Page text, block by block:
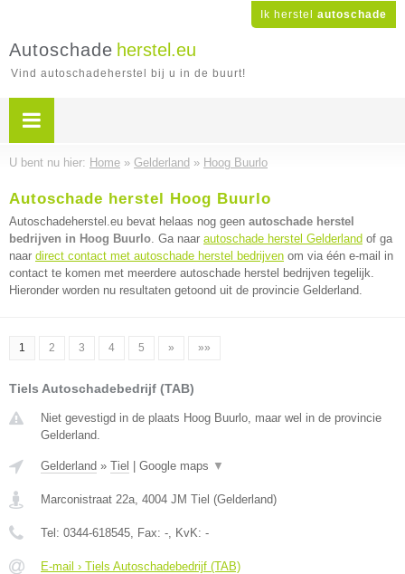
Ik herstel autoschade
Autoschade herstel.eu
Vind autoschadeherstel bij u in de buurt!
U bent nu hier: Home » Gelderland » Hoog Buurlo
Autoschade herstel Hoog Buurlo
Autoschadeherstel.eu bevat helaas nog geen autoschade herstel
bedrijven in Hoog Buurlo. Ga naar autoschade herstel Gelderland of ga
naar direct contact met autoschade herstel bedrijven om via één e-mail in
contact te komen met meerdere autoschade herstel bedrijven tegelijk.
Hieronder worden nu resultaten getoond uit de provincie Gelderland.
1 2 3 4 5 » »»
Tiels Autoschadebedrijf (TAB)
Niet gevestigd in de plaats Hoog Buurlo, maar wel in de provincie
Gelderland.
Gelderland » Tiel Google maps ▼
Marconistraat 22a, 4004 JM Tiel (Gelderland)
Tel: 0344-618545, Fax: -, KvK: -
E-mail › Tiels Autoschadebedrijf (TAB)